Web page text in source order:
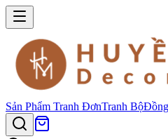
Sản Phẩm Tranh ĐơnTranh Bộ